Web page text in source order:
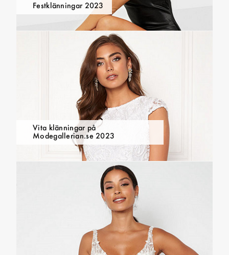
Festklänningar 2023
Vita klänningar på
Modegallerian.se 2023